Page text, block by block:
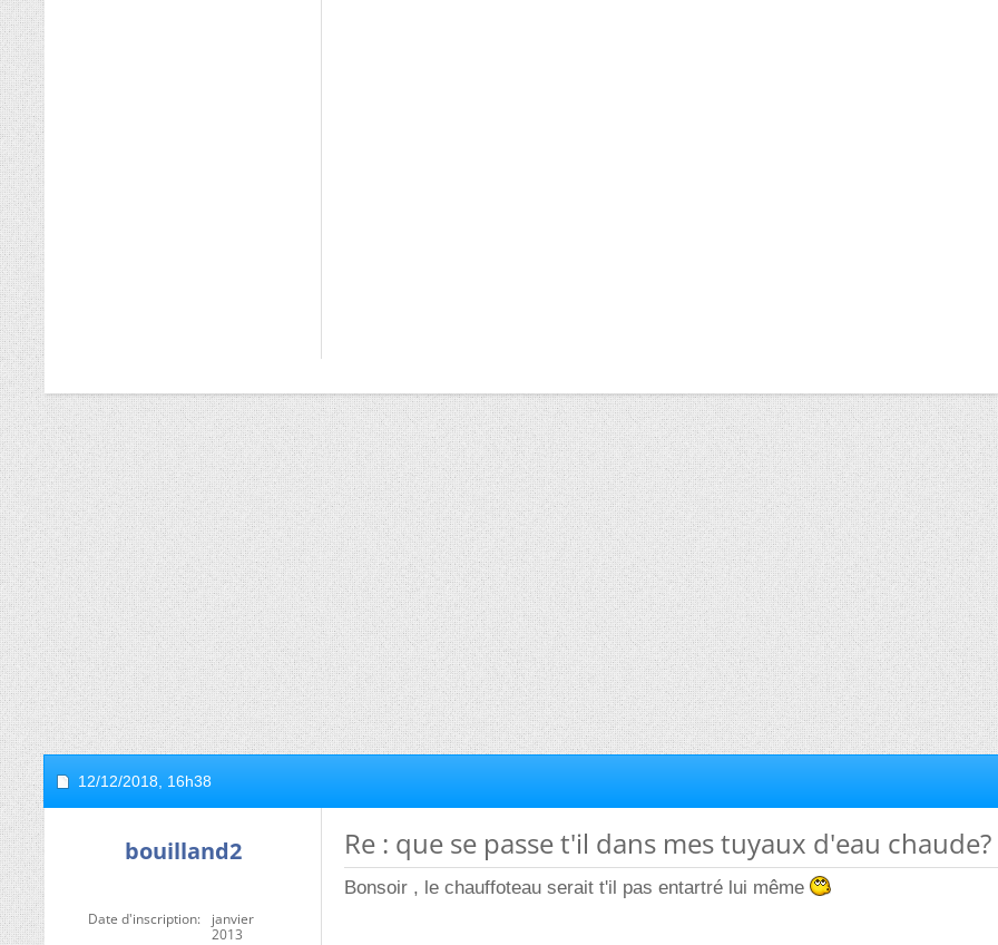
12/12/2018, 16h38
bouilland2
Date d'inscription
janvier
2013
Re : que se passe t'il dans mes tuyaux d'eau chaude?
Bonsoir , le chauffoteau serait t'il pas entartré lui même